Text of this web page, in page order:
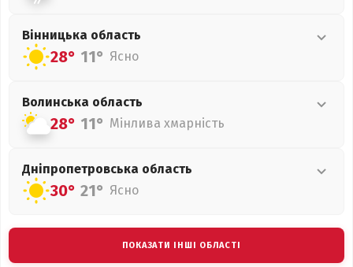
Вінницька область
28° 11° Ясно
Волинська область
28° 11° Мінлива хмарність
Дніпропетровська область
30° 21° Ясно
ПОКАЗАТИ ІНШІ ОБЛАСТІ